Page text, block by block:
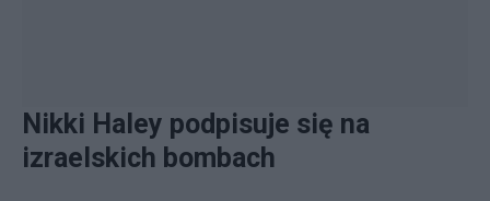
Nikki Haley podpisuje się na
izraelskich bombach